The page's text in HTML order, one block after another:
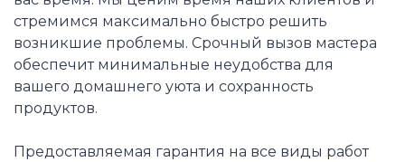
стремимся максимально быстро решить
возникшие проблемы. Срочный вызов мастера
обеспечит минимальные неудобства для
вашего домашнего уюта и сохранность
продуктов.
Предоставляемая гарантия на все виды работ